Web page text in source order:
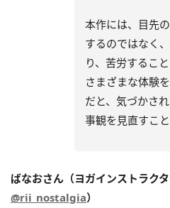
本作には、目先
するのではなく
り、苦労するこ
さまざまな体験
だと、気づかさ
事観を見直すこ
ばなおさん（ヨガインストラク
@rii_nostalgia）